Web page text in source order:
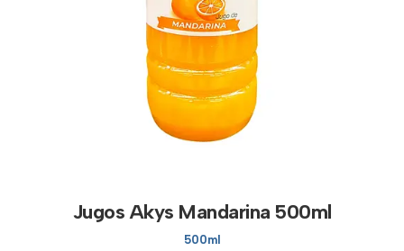
Jugos Akys Mandarina 500ml
500ml